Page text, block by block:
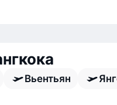
Вьентьян